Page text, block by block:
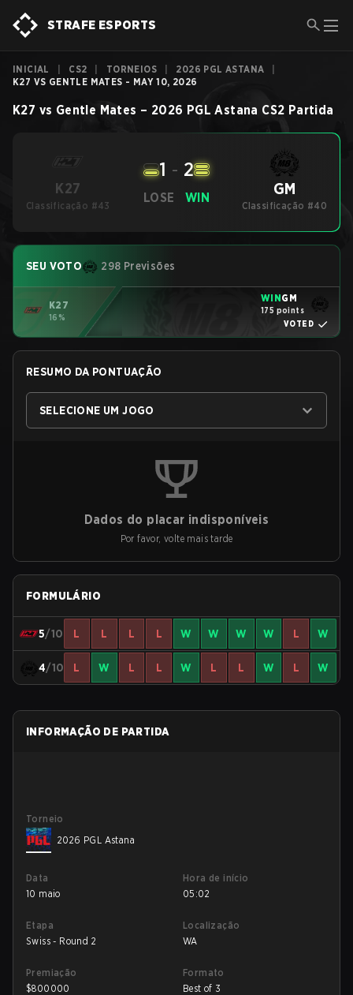
STRAFE ESPORTS
INICIAL CS2 TORNEIOS 2026 PGL ASTANA
K27 VS GENTLE MATES - MAY 10, 2026
K27 vs Gentle Mates – 2026 PGL Astana CS2 Partida
K27
Classificação #43
LOSE
1 - 2
WIN GM
Classificação #40
SEU VOTO 298 Previsões
K27
16%
WINGM
175 points
VOTED
RESUMO DA PONTUAÇÃO
SELECIONE UM JOGO
Dados do placar indisponíveis
Por favor, volte mais tarde
FORMULÁRIO
5/10 L L L L W W W W L W
4/10 L W L L W L L W L W
INFORMAÇÃO DE PARTIDA
Torneio
2026 PGL Astana
Data
10 maio
Hora de início
05:02
Etapa
Swiss - Round 2
Localização
WA
Premiação
$800000
Formato
Best of 3